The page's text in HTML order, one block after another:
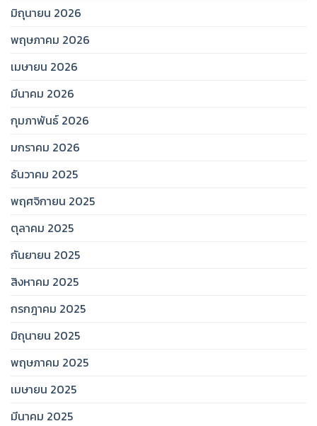
มิถุนายน 2026
พฤษภาคม 2026
เมษายน 2026
มีนาคม 2026
กุมภาพันธ์ 2026
มกราคม 2026
ธันวาคม 2025
พฤศจิกายน 2025
ตุลาคม 2025
กันยายน 2025
สิงหาคม 2025
กรกฎาคม 2025
มิถุนายน 2025
พฤษภาคม 2025
เมษายน 2025
มีนาคม 2025